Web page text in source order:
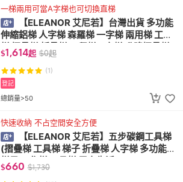
一梯兩用可當A字梯也可切換直梯
【ELEANOR 艾尼若】台灣出貨 多功能
伸縮鋁梯 人字梯 森羅梯 一字梯 兩用梯 工作
梯 摺疊梯 折疊梯 工程梯 A字梯 升降摺疊梯
$1,614起 $0起
(1)
總銷量>50
登記
快速收納 不占空間安全方便
【ELEANOR 艾尼若】五步碳鋼工具梯
(摺疊梯 工具梯 梯子 折疊梯 人字梯 多功能
梯子 工作梯 工具梯 居家生活)
$660 $1,730